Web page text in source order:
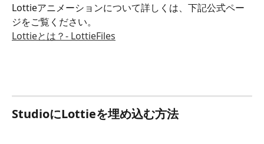
Lottieアニメーションについて詳しくは、下記公式ペー
ジをご覧ください。
Lottieとは？- LottieFiles
StudioにLottieを埋め込む方法